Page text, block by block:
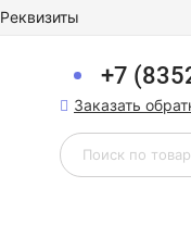
Реквизиты
+7
Заказать